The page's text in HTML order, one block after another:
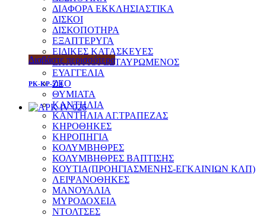
ΔΙΑΦΟΡΑ ΕΚΚΛΗΣΙΑΣΤΙΚΑ
ΔΙΣΚΟΙ
ΔΙΣΚΟΠΟΤΗΡΑ
ΕΞΑΠΤΕΡΥΓΑ
ΕΙΔΙΚΕΣ ΚΑΤΑΣΚΕΥΕΣ
ΕΠΙΤΑΦΙΟΙ-ΕΣΤΑΥΡΩΜΕΝΟΣ
ΕΥΑΓΓΕΛΙΑ
ΖΕΟ
ΘΥΜΙΑΤΑ
ΚΑΝΤΗΛΙΑ
ΚΑΝΤΗΛΙΑ ΑΓ.ΤΡΑΠΕΖΑΣ
ΚΗΡΟΘΗΚΕΣ
ΚΗΡΟΠΗΓΙΑ
ΚΟΛΥΜΒΗΘΡΕΣ
ΚΟΛΥΜΒΗΘΡΕΣ ΒΑΠΤΙΣΗΣ
ΚΟΥΤΙΑ(ΠΡΟΗΓΙΑΣΜΕΝΗΣ-ΕΓΚΑΙΝΙΩΝ ΚΛΠ)
ΛΕΙΨΑΝΟΘΗΚΕΣ
ΜΑΝΟΥΑΛΙΑ
ΜΥΡΟΔΟΧΕΙΑ
ΝΤΟΛΤΣΕΣ
Διαβάστε περισσότερα
PK-KP-514